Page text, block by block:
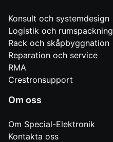
Konsult och systemdesign
Logistik och rumspackning
Rack och skåpbyggnation
Reparation och service
RMA
Crestronsupport
Om oss
Om Special-Elektronik
Kontakta oss